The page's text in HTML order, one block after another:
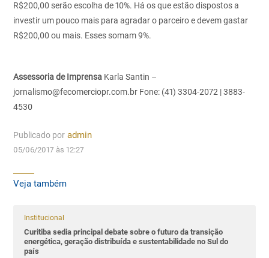
R$200,00 serão escolha de 10%. Há os que estão dispostos a
investir um pouco mais para agradar o parceiro e devem gastar
R$200,00 ou mais. Esses somam 9%.
Assessoria de Imprensa Karla Santin –
jornalismo@fecomerciopr.com.br Fone: (41) 3304-2072 | 3883-
4530
Publicado por admin
05/06/2017 às 12:27
Veja também
Institucional
Curitiba sedia principal debate sobre o futuro da transição
energética, geração distribuída e sustentabilidade no Sul do
país